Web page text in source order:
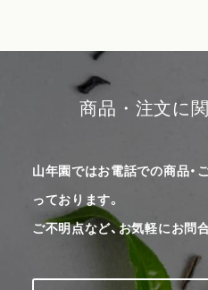
商品・注文に
山年園ではお電話での商品・
っております。
ご不明点など、お気軽にお問